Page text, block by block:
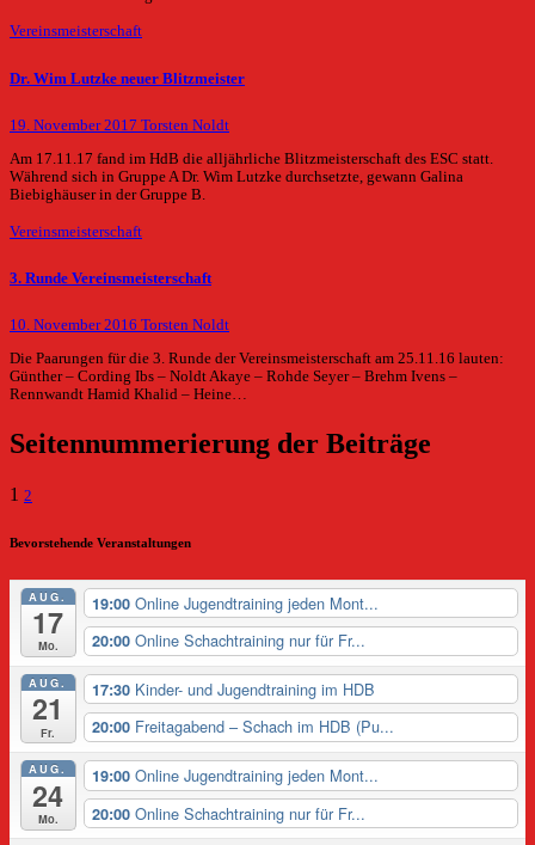
Vereinsmeisterschaft
Dr. Wim Lutzke neuer Blitzmeister
19. November 2017 Torsten Noldt
Am 17.11.17 fand im HdB die alljährliche Blitzmeisterschaft des ESC statt.
Während sich in Gruppe A Dr. Wim Lutzke durchsetzte, gewann Galina
Biebighäuser in der Gruppe B.
Vereinsmeisterschaft
3. Runde Vereinsmeisterschaft
10. November 2016 Torsten Noldt
Die Paarungen für die 3. Runde der Vereinsmeisterschaft am 25.11.16 lauten:
Günther – Cording Ibs – Noldt Akaye – Rohde Seyer – Brehm Ivens –
Rennwandt Hamid Khalid – Heine…
Seitennummerierung der Beiträge
1 2
Bevorstehende Veranstaltungen
AUG.
17
Mo.
19:00 Online Jugendtraining jeden Mont...
20:00 Online Schachtraining nur für Fr...
AUG.
21
Fr.
17:30 Kinder- und Jugendtraining im HDB
20:00 Freitagabend – Schach im HDB (Pu...
AUG.
24
Mo.
19:00 Online Jugendtraining jeden Mont...
20:00 Online Schachtraining nur für Fr...